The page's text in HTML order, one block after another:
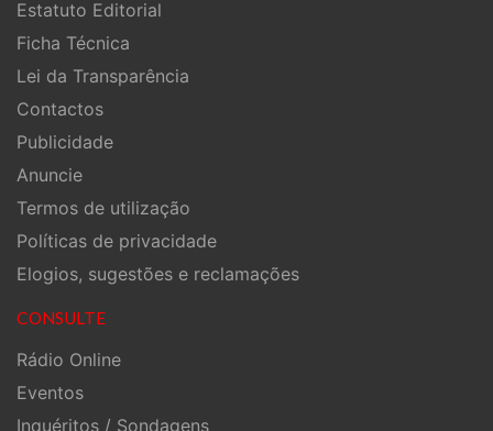
Estatuto Editorial
Ficha Técnica
Lei da Transparência
Contactos
Publicidade
Anuncie
Termos de utilização
Políticas de privacidade
Elogios, sugestões e reclamações
CONSULTE
Rádio Online
Eventos
Inquéritos / Sondagens